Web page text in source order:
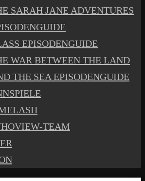
SARAH JANE ADVENTURES
EPISODENGUIDE
WAR BETWEEN THE LAND
THE SEA EPISODENGUIDE
TEAM